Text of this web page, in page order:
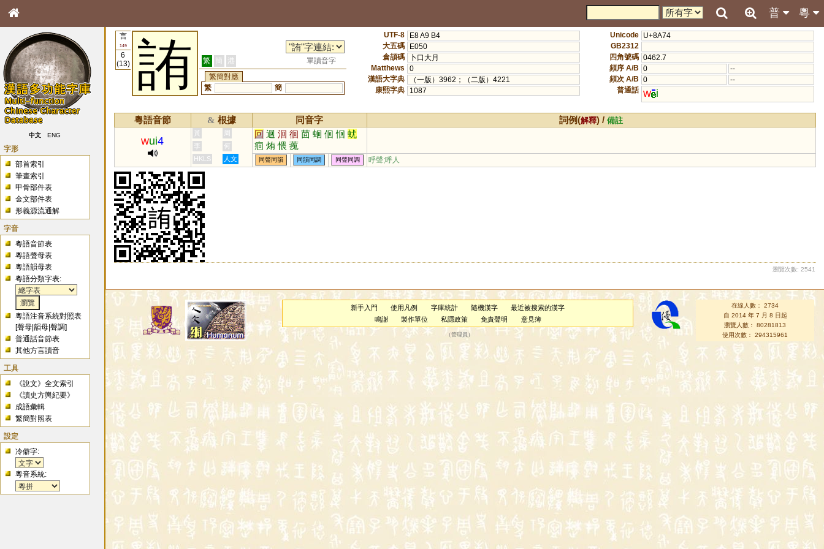
粵
普
中文 ENG
字形
部首索引
筆畫索引
甲骨部件表
金文部件表
形義源流通解
字音
粵語音節表
粵語聲母表
粵語韻母表
粵語分類字表:
粵語注音系統對照表
[聲母 |韻母 |聲調]
普通話音節表
其他方言讀音
工具
《說文》全文索引
《讀史方輿紀要》
成語彙輯
繁簡對照表
設定
冷僻字:
粵音系統:
言
149
6
(13)
詴 繁 簡 港
單讀音字
繁簡對應
繁
簡
UTF-8
E8 A9 B4
大五碼
E050
倉頡碼
卜口大月
Matthews
0
漢語大字典
（一版）3962；（二版）4221
康熙字典
1087
Unicode U+8A74
GB2312
四角號碼 0462.7
頻序 A/B 0
--
頻次 A/B 0
--
普通話 w i
粵語音節 & 根據 同音字 詞例(解釋) /備註
wui4
黃 周 回 迴 洄 徊 茴 蛔 佪 恛 蚘
痐 烠 愄 藱
李
何
HKLS
人文 同聲同韻 同韻同調 同聲同調 呼聲;呼人
瀏覽次數: 2541
新手入門 使用凡例 字庫統計 隨機漢字
最近被搜索的漢字
鳴謝
製作單位 私隱政策 免責聲明 意見簿
（管理員 ）
在線人數： 2734
自 2014 年 7 月 8 日起
瀏覽人數： 80281813
使用次數： 294315961